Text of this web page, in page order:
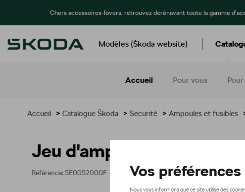
Chers accessoires-lovers, retrouvez dorénavant toute la gamme
Modèles (Škoda website)
Accueil Pour vous
Accueil > Catalogue Škoda > Securité > Ampoules et fusibles
Jeu d'ampoules de
Référence: 5E0052000F